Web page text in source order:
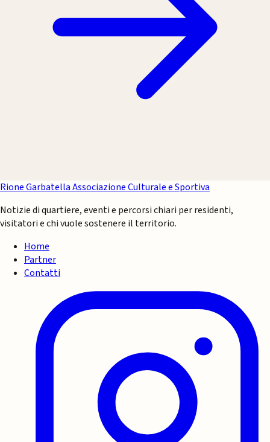
Rione GarbatellaAssociazione Culturale e Sportiva
Notizie di quartiere, eventi e percorsi chiari per residenti,
visitatori e chi vuole sostenere il territorio.
Home
Partner
Contatti